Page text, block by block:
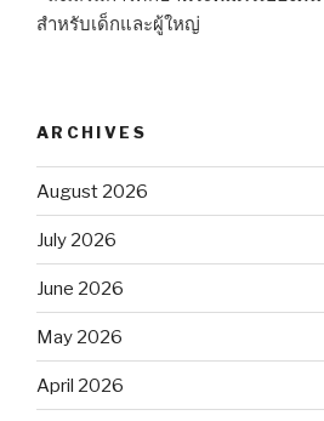
สำหรับเด็กและผู้ใหญ่
ARCHIVES
August 2026
July 2026
June 2026
May 2026
April 2026